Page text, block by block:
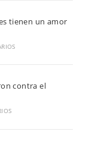
tienen un amor
contra el